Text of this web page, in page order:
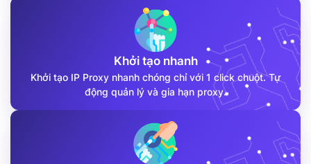
Khởi tạo nhanh
Khởi tạo IP Proxy nhanh chóng chỉ với 1 click chuột. Tự
động quản lý và gia hạn proxy.